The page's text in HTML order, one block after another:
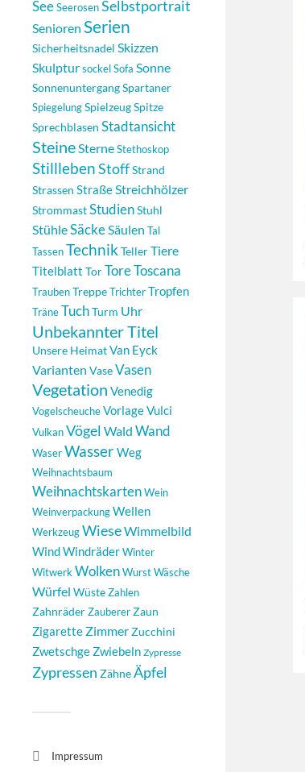
SeeSeerosenSelbstportrait
Senioren Serien
Sicherheitsnadel Skizzen
SkulptursockelSofa Sonne
SonnenuntergangSpartaner
SpiegelungSpielzeugSpitze
Sprechblasen Stadtansicht
SteineSterneStethoskop
StilllebenStoffStrand
Strassen StraßeStreichhölzer
StrommastStudienStuhl
StühleSäckeSäulen Tal
TassenTechnikTellerTiere
Titelblatt TorToreToscana
TraubenTreppeTrichterTropfen
TräneTuchTurm Uhr
Unbekannter Titel
Unsere HeimatVan Eyck
Varianten VaseVasen
Vegetation Venedig
VogelscheucheVorlageVulci
VulkanVögel Wald Wand
WaserWasserWeg
Weihnachtsbaum
WeihnachtskartenWein
WeinverpackungWellen
WerkzeugWieseWimmelbild
WindWindräderWinter
WitwerkWolkenWurstWäsche
Würfel WüsteZahlen
ZahnräderZaubererZaun
Zigarette ZimmerZucchini
Zwetschge Zwiebeln Zypresse
Zypressen ZähneÄpfel
Impressum